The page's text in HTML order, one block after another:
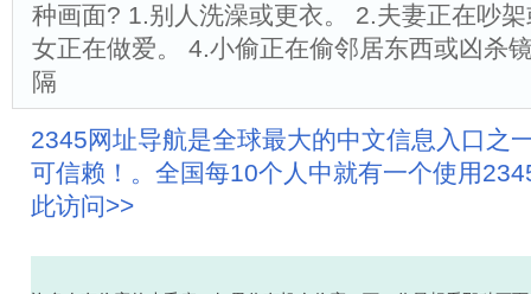
种画面? 1.别人洗澡或更衣。 2.夫妻正在吵
女正在做爱。 4.小偷正在偷邻居东西或凶杀
隔
2345网址导航是全球最大的中文信息入口之
可信赖！。全国每10个人中就有一个使用
此访问>>